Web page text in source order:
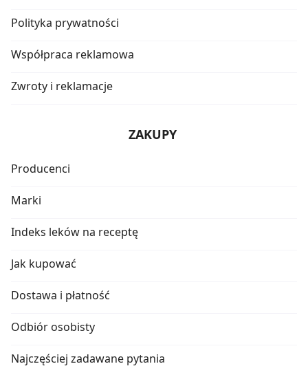
Polityka prywatności
Współpraca reklamowa
Zwroty i reklamacje
ZAKUPY
Producenci
Marki
Indeks leków na receptę
Jak kupować
Dostawa i płatność
Odbiór osobisty
Najczęściej zadawane pytania